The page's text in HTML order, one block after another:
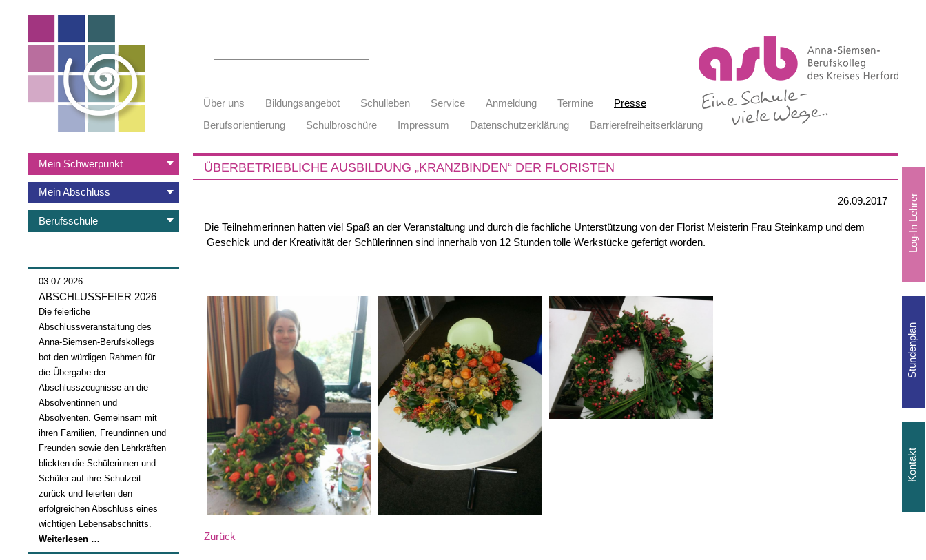
Navigation
Über uns Bildungsangebot Schulleben Service Anmeldung Termine
Presse
Berufsorientierung
Schulbroschüre Impressum Datenschutzerklärung Barrierefreiheitserklärung
ÜBERBETRIEBLICHE AUSBILDUNG „KRANZBINDEN“ DER FLORISTEN
26.09.2017
Die Teilnehmerinnen hatten viel Spaß an der Veranstaltung und durch die fachliche Unterstützung von der Florist Meisterin Frau Steinkamp und dem
Geschick und der Kreativität der Schülerinnen sind innerhalb von 12 Stunden tolle Werkstücke gefertigt worden.
Zurück
Navigation
überspringen
Mein Schwerpunkt
Mein Abschluss
Berufsschule
03.07.2026
ABSCHLUSSFEIER 2026
Die feierliche
Abschlussveranstaltung des
Anna-Siemsen-Berufskollegs
bot den würdigen Rahmen für
die Übergabe der
Abschlusszeugnisse an die
Absolventinnen und
Absolventen. Gemeinsam mit
ihren Familien, Freundinnen und
Freunden sowie den Lehrkräften
blickten die Schülerinnen und
Schüler auf ihre Schulzeit
zurück und feierten den
erfolgreichen Abschluss eines
wichtigen Lebensabschnitts.
Weiterlesen …
2026